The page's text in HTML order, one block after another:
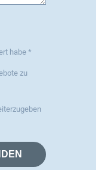
habe *
zu